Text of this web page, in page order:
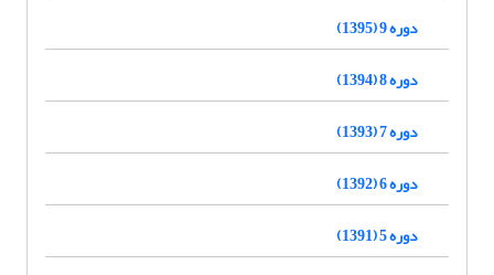
دوره 9 (1395)
دوره 8 (1394)
دوره 7 (1393)
دوره 6 (1392)
دوره 5 (1391)